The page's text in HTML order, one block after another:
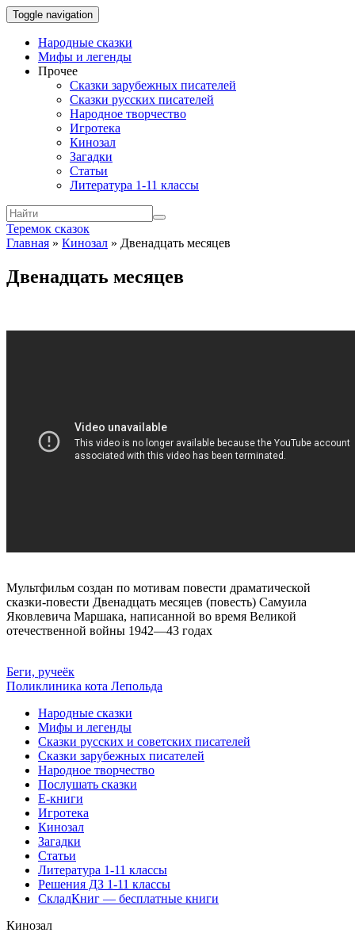
Toggle navigation
Народные сказки
Мифы и легенды
Прочее
Сказки зарубежных писателей
Сказки русских писателей
Народное творчество
Игротека
Кинозал
Загадки
Статьи
Литература 1-11 классы
Теремок сказок
Главная » Кинозал » Двенадцать месяцев
Двенадцать месяцев
Мультфильм создан по мотивам повести драматической
сказки-повести Двенадцать месяцев (повесть) Самуила
Яковлевича Маршака, написанной во время Великой
отечественной войны 1942—43 годах
Беги, ручеёк
Поликлиника кота Лепольда
Народные сказки
Мифы и легенды
Сказки русских и советских писателей
Сказки зарубежных писателей
Народное творчество
Послушать сказки
Е-книги
Игротека
Кинозал
Загадки
Статьи
Литература 1-11 классы
Решения ДЗ 1-11 классы
СкладКниг — бесплатные книги
Кинозал